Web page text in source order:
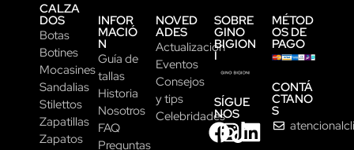
CALZA
DOS
Botas
Botines
Mocasines
Sandalias
Stilettos
Zapatillas
Zapatos
INFOR
MACIÓ
N
Guía de
tallas
Historia
Nosotros
FAQ
Preguntas
NOVED
ADES
Actualización
Eventos
Consejos
y tips
Celebridades
SOBRE
GINO
BIGION
I
SÍGUE
NOS
MÉTOD
OS DE
PAGO
CONTÁ
CTANO
S